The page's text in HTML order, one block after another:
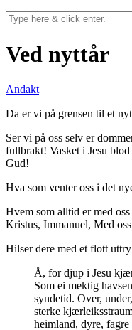
Ved nyttår
Andakt
Da er vi på grensen til et
Ser vi på oss selv er
fullbrakt! Vasket i Jesu
Gud!
Hva som venter oss i det
Hvem som alltid er med
Kristus, Immanuel, Med
Hilser dere med et flott
Å, for djup i Jesu
Som ei mektig
syndetid. Over,
sterke
heimland, dyre,